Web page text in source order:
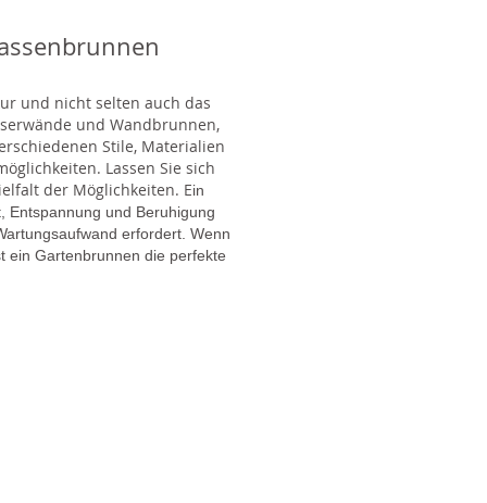
und nicht selten auch das
und Wandbrunnen,
Stile, Materialien
Lassen Sie sich
der Möglichkeiten. Ein
Entspannung und Beruhigung
erfordert. Wenn
ein Gartenbrunnen die perfekte